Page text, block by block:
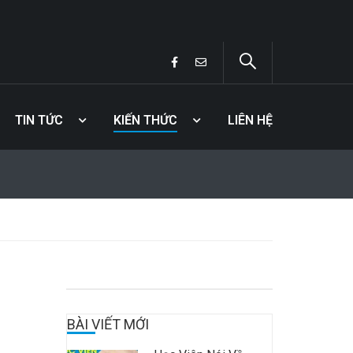
TIN TỨC KIẾN THỨC LIÊN HỆ
BÀI VIẾT MỚI